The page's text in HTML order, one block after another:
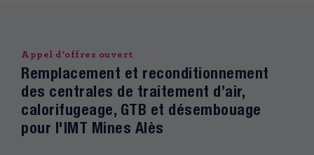
Appel d'offres ouvert
Remplacement et reconditionnement
des centrales de traitement d’air,
calorifugeage, GTB et désembouage
pour l'IMT Mines Alès